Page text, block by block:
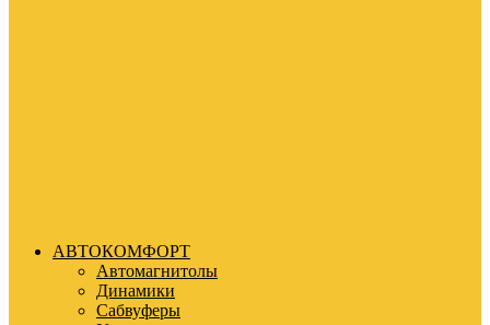
АВТОКОМФОРТ
Автомагнитолы
Динамики
Сабвуферы